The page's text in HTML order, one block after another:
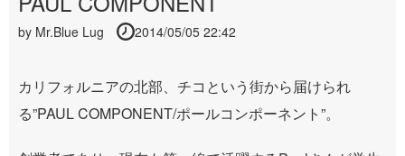
by Mr.Blue Lug 2014/05/05 22:42
カリフォルニアの北部、チコという街から届けられ
る”PAUL COMPONENT/ポールコンポーネント”。